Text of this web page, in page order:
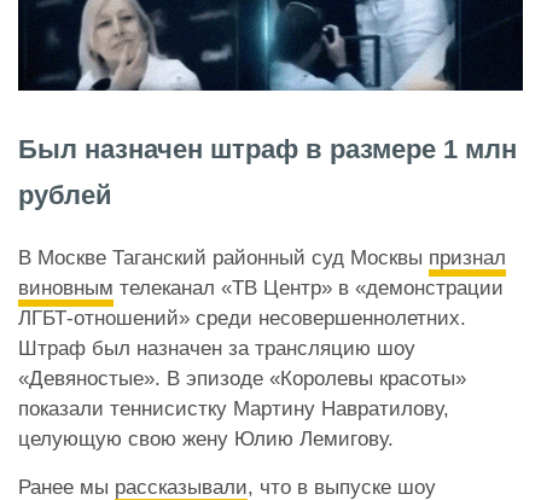
Был назначен штраф в размере 1 млн
рублей
В Москве Таганский районный суд Москвы признал
виновным телеканал «ТВ Центр» в «демонстрации
ЛГБТ-отношений» среди несовершеннолетних.
Штраф был назначен за трансляцию шоу
«Девяностые». В эпизоде «Королевы красоты»
показали теннисистку Мартину Навратилову,
целующую свою жену Юлию Лемигову.
Ранее мы рассказывали, что в выпуске шоу